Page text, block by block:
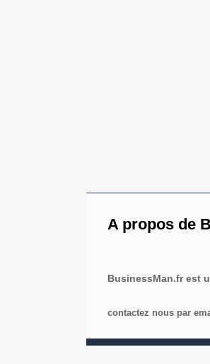
A propos de
BusinessMan.fr est
contactez nous par